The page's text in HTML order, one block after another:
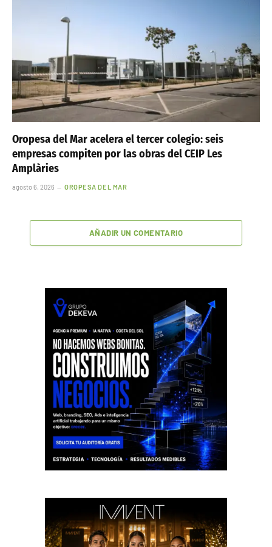
Oropesa del Mar acelera el tercer colegio: seis
empresas compiten por las obras del CEIP Les
Amplàries
agosto 6, 2026 OROPESA DEL MAR
AÑADIR UN COMENTARIO